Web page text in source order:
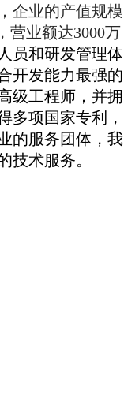
企业的产值规模
营业额达3000万
员和研发管理体
开发能力最强的
级工程师，并拥
多项国家专利，
的服务团体， 我
技术服务。